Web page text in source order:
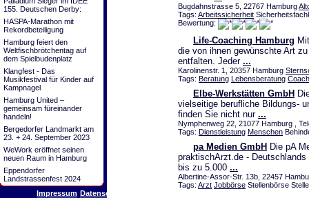
155. Deutschen Derby:
HASPA-Marathon mit
Rekordbeteiligung
Hamburg feiert den
Weltfischbrötchentag auf
dem Spielbudenplatz
Klangfest - Das
Musikfestival für Kinder auf
Kampnagel
Hamburg United –
gemeinsam füreinander
handeln!
Bergedorfer Landmarkt am
23. + 24. September 2023
WeWork eröffnet seinen
neuen Raum in Hamburg
Eppendorfer
Landstrassenfest 2024
Impressum Datenschutz
Bugdahnstrasse 5, 22767 Hamburg
Tags: Arbeitssicherheit
Bewertung:
Life-Coaching Hamburg
die von ihnen gewünschte Art
entfalten. Jeder ...
Karolinenstr. 1, 20357 Hamburg
Tags: Beratung Lebensberatung Coach
Elbe-Werkstätten GmbH
vielseitige berufliche Bildungs-
finden Sie nicht nur ...
Nymphenweg 22, 21077 Hamburg ,
Tags: Dienstleistung Menschen
pa Medien GmbH Die pA
praktischArzt.de -
bis zu 5.000 ...
Albertine-Assor-Str. 13b, 22457
Tags: Arzt Jobbörse Stellenbörse